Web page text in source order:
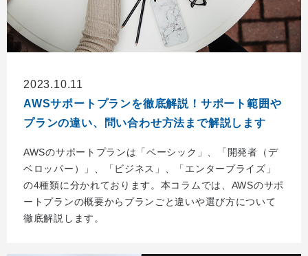
2023.10.11
AWSサポートプランを徹底解説！サポート範囲や
プランの違い、問い合わせ方法まで解説します
AWSのサポートプランは「ベーシック」、「開発者（デ
ベロッパー）」、「ビジネス」、「エンタープライズ」
の4種類に分かれております。本コラムでは、AWSのサポ
ートプランの概要からプランごと違いや選び方について
徹底解説します。